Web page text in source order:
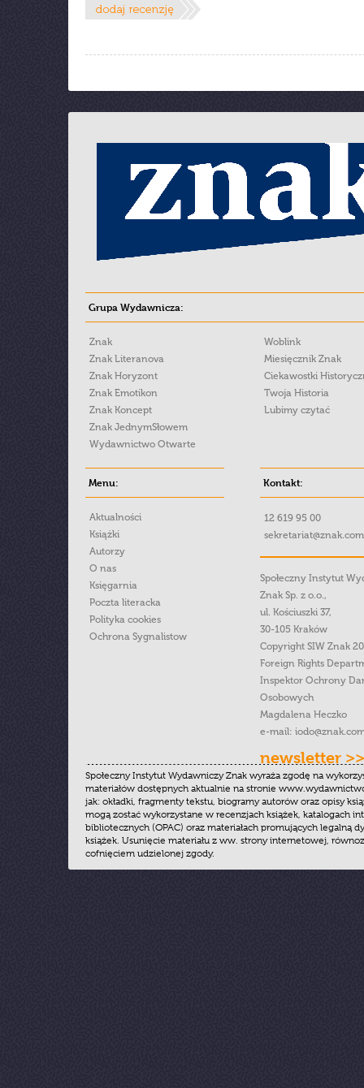
Grupa Wydawnicza:
Znak
Znak Literanova
Znak Horyzont
Znak Emotikon
Znak Koncept
Znak JednymSłowem
Wydawnictwo Otwarte
Woblink
Miesięcznik Znak
Ciekawostki
Twoja Historia
Lubimy czytać
Menu:
Aktualności
Książki
Autorzy
O nas
Księgarnia
Poczta literacka
Polityka cookies
Ochrona Sygnalistow
Kontakt:
12 619 95 00
Społeczny Instytut
Znak Sp. z o.o.,
ul. Kościuszki 37,
30-105 Kraków
Copyright SIW Znak
Foreign Rights
Inspektor Ochrony
Osobowych
Magdalena Heczko
e-mail:
newsletter >>
Społeczny Instytut Wydawniczy Znak wyraża zgodę na
materiałów dostępnych aktualnie na stronie
jak: okładki, fragmenty tekstu, biogramy autorów oraz opisy
mogą zostać wykorzystane w recenzjach książek, katalogach
bibliotecznych (OPAC) oraz materiałach promujących legalną
książek. Usunięcie materiału z ww. strony internetowej,
cofnięciem udzielonej zgody.